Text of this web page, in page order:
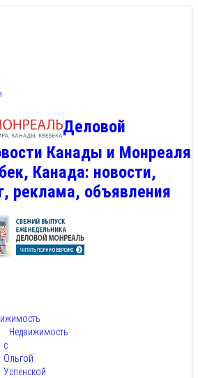
Деловой
Канады и Монреаля
Канада: новости,
реклама, объявления
Недвижимость
с
Ольгой
Успенской